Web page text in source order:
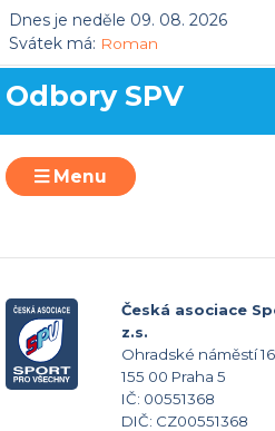
Dnes je neděle 09. 08. 2026
Svátek má: Roman
Odbory SPV
Menu
Česká asociace
z.s.
Ohradské náměstí
155 00 Praha 5
IČ: 00551368
DIČ: CZ00551368